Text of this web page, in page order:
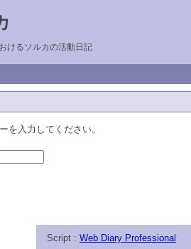
けるソルカの活動日記
を入力してください。
Script : Web Diary Professional